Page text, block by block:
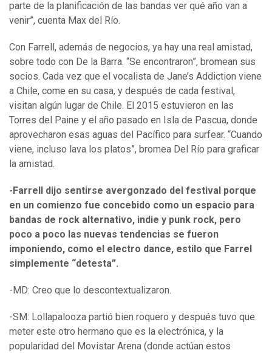
parte de la planificación de las bandas ver qué año van a
venir”, cuenta Max del Río.
Con Farrell, además de negocios, ya hay una real amistad,
sobre todo con De la Barra. “Se encontraron”, bromean sus
socios. Cada vez que el vocalista de Jane’s Addiction viene
a Chile, come en su casa, y después de cada festival,
visitan algún lugar de Chile. El 2015 estuvieron en las
Torres del Paine y el año pasado en Isla de Pascua, donde
aprovecharon esas aguas del Pacífico para surfear. “Cuando
viene, incluso lava los platos”, bromea Del Río para graficar
la amistad.
-Farrell dijo sentirse avergonzado del festival porque
en un comienzo fue concebido como un espacio para
bandas de rock alternativo, indie y punk rock, pero
poco a poco las nuevas tendencias se fueron
imponiendo, como el electro dance, estilo que Farrel
simplemente “detesta”.
-MD: Creo que lo descontextualizaron.
-SM: Lollapalooza partió bien roquero y después tuvo que
meter este otro hermano que es la electrónica, y la
popularidad del Movistar Arena (donde actúan estos